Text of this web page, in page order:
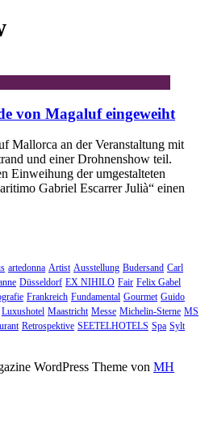
von Magaluf eingeweiht
Mallorca an der Veranstaltung mit
und einer Drohnenshow teil.
Einweihung der umgestalteten
Gabriel Escarrer Julià“ einen
artedonna Artist Ausstellung Budersand Carl
Düsseldorf EX NIHILO Fair Felix Gabel
Frankreich Fundamental Gourmet Guido
Luxushotel Maastricht Messe Michelin-Sterne MS
Retrospektive SEETELHOTELS Spa Sylt
WordPress Theme von MH